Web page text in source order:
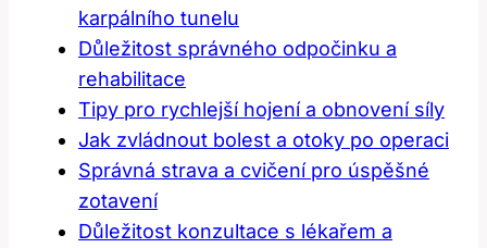
karpálního tunelu
Důležitost správného odpočinku a
rehabilitace
Tipy pro rychlejší hojení a obnovení síly
Jak zvládnout bolest a otoky po operaci
Správná strava a cvičení pro úspěšné
zotavení
Důležitost konzultace s lékařem a